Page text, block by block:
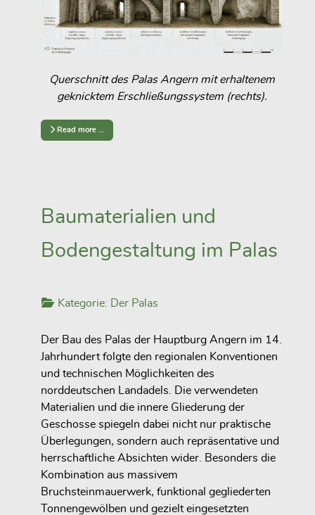
Querschnitt des Palas Angern mit erhaltenem
geknicktem Erschließungssystem (rechts).
Read more …
Baumaterialien und
Bodengestaltung im Palas
Kategorie: Der Palas
Der Bau des Palas der Hauptburg Angern im 14.
Jahrhundert folgte den regionalen Konventionen
und technischen Möglichkeiten des
norddeutschen Landadels. Die verwendeten
Materialien und die innere Gliederung der
Geschosse spiegeln dabei nicht nur praktische
Überlegungen, sondern auch repräsentative und
herrschaftliche Absichten wider. Besonders die
Kombination aus massivem
Bruchsteinmauerwerk, funktional gegliederten
Tonnengewölben und gezielt eingesetzten